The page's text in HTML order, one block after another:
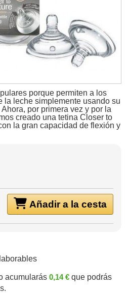
porque permiten a los
la leche simplemente usando su
por primera vez y por la
creado una tetina Closer to
la gran capacidad de flexión y
Añadir a la cesta
acumularás 0,14 € que podrás